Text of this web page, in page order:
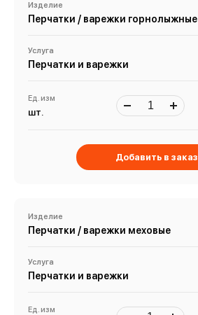
Изделие
Перчатки / варежки горнолыжные
Услуга
Перчатки и варежки
Ед. изм
шт.
Добавить в заказ
Изделие
Перчатки / варежки меховые
Услуга
Перчатки и варежки
Ед. изм